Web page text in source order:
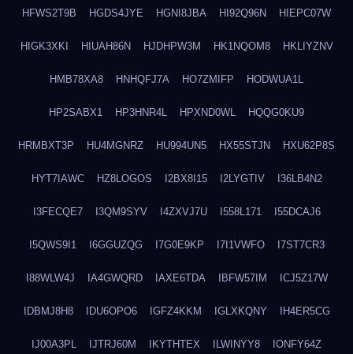
HFWS2T9B HGDS4JYE HGNI8JBA HI92Q96N HIEPC07W
HIGK3XKI HIUAH86N HJDHPW3M HK1NQOM8 HKLIYZNV
HMB78XA8 HNHQFJ7A HO7ZMIFP HODWUA1L
HP2SABX1 HP3HNR4L HPXND0WL HQQG0KU9
HRMBXT3P HU4MGNRZ HU994UN5 HX55STJN HXU62P8S
HYT7IAWC HZ8LOGOS I2BX8I15 I2LYGTIV I36LB4N2
I3FECQE7 I3QM9SYV I4ZXVJ7U I558L171 I55DCAJ6
I5QWS9I1 I6GGUZQG I7G0E9KP I7I1VWFO I7ST7CR3
I88WLW4J IA4GWQRD IAXE6TDA IBFW57IM ICJ5Z17W
IDBMJ8H8 IDU6OPO6 IGFZ4KKM IGLXKQNY IH4ER5CG
IJ00A3PL IJTRJ60M IKYTHTEX ILWINYY8 IONFY64Z